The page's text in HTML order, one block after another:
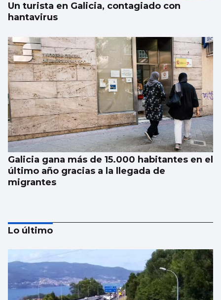
Un turista en Galicia, contagiado con
hantavirus
Galicia gana más de 15.000 habitantes en el
último año gracias a la llegada de
migrantes
Lo último